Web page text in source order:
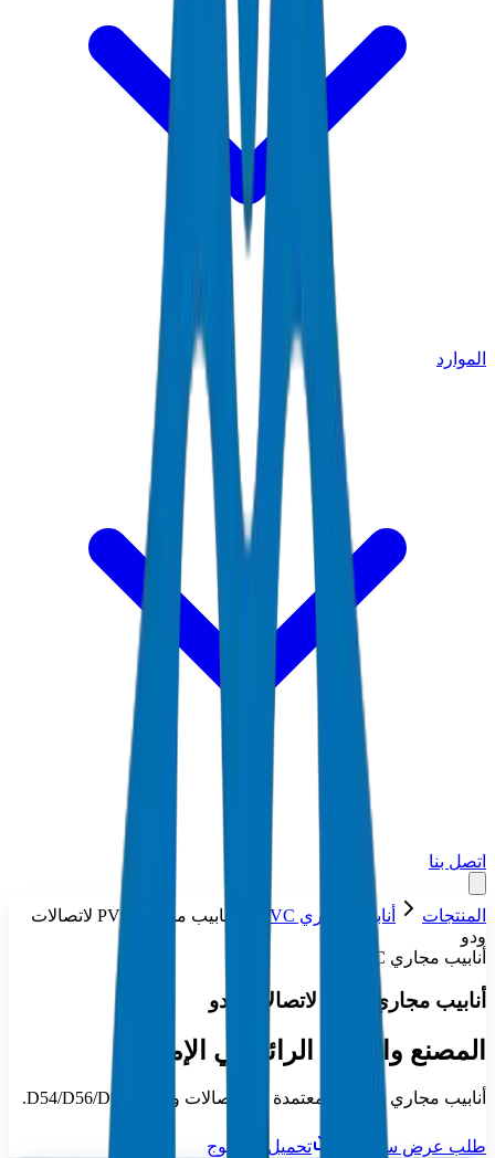
الموارد
اتصل بنا
المنتجات أنابيب مجاري PVC
أنابيب مجاري PVC لاتصالات
ودو
أنابيب مجاري PVC
أنابيب مجاري PVC لاتصالات ودو
المصنع والمورد الرائد في الإمارات
أنابيب مجاري اتصالات معتمدة من اتصالات ودو — D54/D56/D57.
طلب عرض سعر تحميل الكتالوج